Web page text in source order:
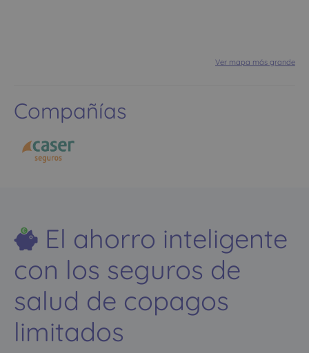
Ver mapa más grande
Compañías
El ahorro inteligente
con los seguros de
salud de copagos
limitados